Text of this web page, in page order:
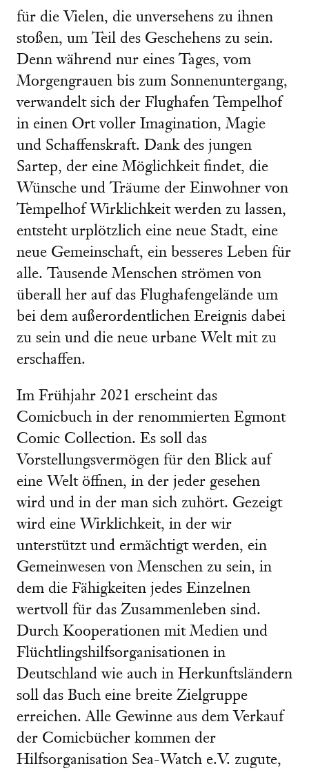
für die Vielen, die unversehens zu ihnen
stoßen, um Teil des Geschehens zu sein.
Denn während nur eines Tages, vom
Morgengrauen bis zum Sonnenuntergang,
verwandelt sich der Flughafe­n Tempelhof
in einen Ort voller Imagination, Magie
und Schaffenskraft. Dank des jungen
Sartep, der eine Möglichkeit findet, die
Wünsche und Träume der Einwohner von
Tempelhof Wirklichkeit werden zu lassen,
entsteht urplötzlich eine neue Stadt, eine
neue Gemeinschaft, ein besseres Leben für
alle. Tausende Menschen strömen von
überall her auf das Flughafengelände um
bei dem außerordentlichen Ereignis dabei
zu sein und die neue urbane Welt mit zu
erschaffen.
Im Frühjahr 2021 erscheint das
Comicbuch in der renommierten Egmont
Comic Collection. Es soll das
Vorstellungsvermögen für den Blick auf
eine Welt öffnen, in der jeder gesehen
wird und in der man sich zuhört. Gezeigt
wird eine Wirklichkeit, in der wir
unterstützt und ermächtigt werden, ein
Gemeinwesen von Menschen zu sein, in
dem die Fähigkeiten jedes Einzelnen
wertvoll für das Zusammenleben sind.
Durch Kooperationen mit Medien und
Flüchtlingshilfsorganisationen in
Deutschland wie auch in Herkunftsländern
soll das Buch eine breite Zielgruppe
erreichen. Alle Gewinne aus dem Verkauf
der Comicbücher kommen der
Hilfsorganisation Sea-Watch e.V. zugute,